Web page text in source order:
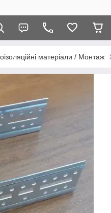
матеріали / Монтаж